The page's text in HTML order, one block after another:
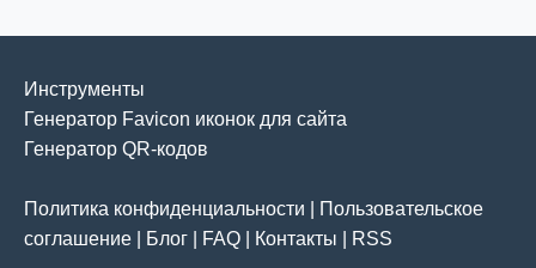
Инструменты
Генератор Favicon иконок для сайта
Генератор QR-кодов
Политика конфиденциальности
Пользовательское
соглашение
Блог FAQ Контакты RSS